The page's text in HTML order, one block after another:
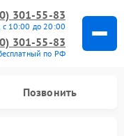
301-55-83
с 10:00 до 20:00
301-55-83
по РФ
Позвонить